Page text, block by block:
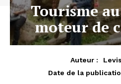
Tourisme
moteur de
Auteur :
Date de la